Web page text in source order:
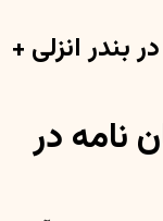
بندر انزلی +
نامه در